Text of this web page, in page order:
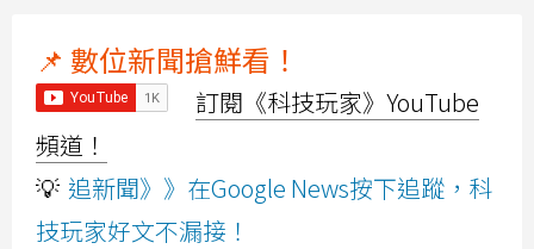
📌 數位新聞搶鮮看！
訂閱《科技玩家》YouTube
頻道！
💡 追新聞》》在Google News按下追蹤，科
技玩家好文不漏接！